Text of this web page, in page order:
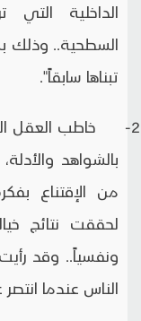
الداخلية التي
السطحية.. وذلك
تبناها سابقاً".
2- خاطب العقل
بالشواهد
من الإقتناع
لحققت نتائج
ونفسياً.. وقد
الناس عندما